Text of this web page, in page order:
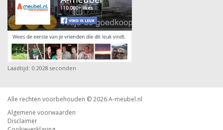
Laadtijd: 0.2028 seconden
Alle rechten voorbehouden © 2026A-meubel.nl
Algemene voorwaarden
Disclaimer